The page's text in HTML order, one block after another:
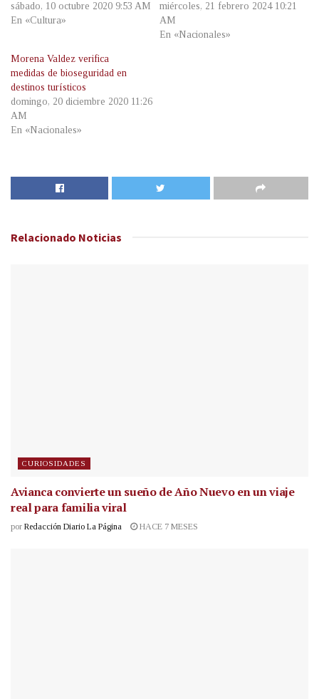
sábado, 10 octubre 2020 9:53 AM
En «Cultura»
miércoles, 21 febrero 2024 10:21
AM
En «Nacionales»
Morena Valdez verifica
medidas de bioseguridad en
destinos turísticos
domingo, 20 diciembre 2020 11:26
AM
En «Nacionales»
Relacionado Noticias
CURIOSIDADES
Avianca convierte un sueño de Año Nuevo en un viaje
real para familia viral
por Redacción Diario La Página HACE 7 MESES